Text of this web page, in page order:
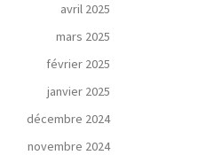
avril 2025
mars 2025
février 2025
janvier 2025
décembre 2024
novembre 2024